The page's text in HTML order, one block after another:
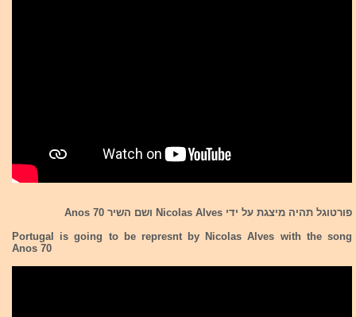
פורטוגל תהיה מיצגת על ידי Nicolas Alves ושם השיר Anos 70
Portugal is going to be represnt by Nicolas Alves with the song
Anos 70